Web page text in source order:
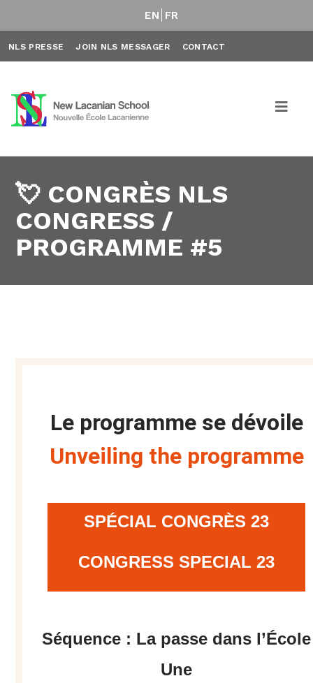
EN FR
NLS PRESSE JOIN NLS MESSAGER CONTACT
💘 CONGRÈS NLS
CONGRESS /
PROGRAMME #5
Le programme se dévoile
Unveiling the programme
SPÉCIAL CONGRÈS 23
CONGRESS SPECIAL 23
Séquence : La passe dans l’École
Une